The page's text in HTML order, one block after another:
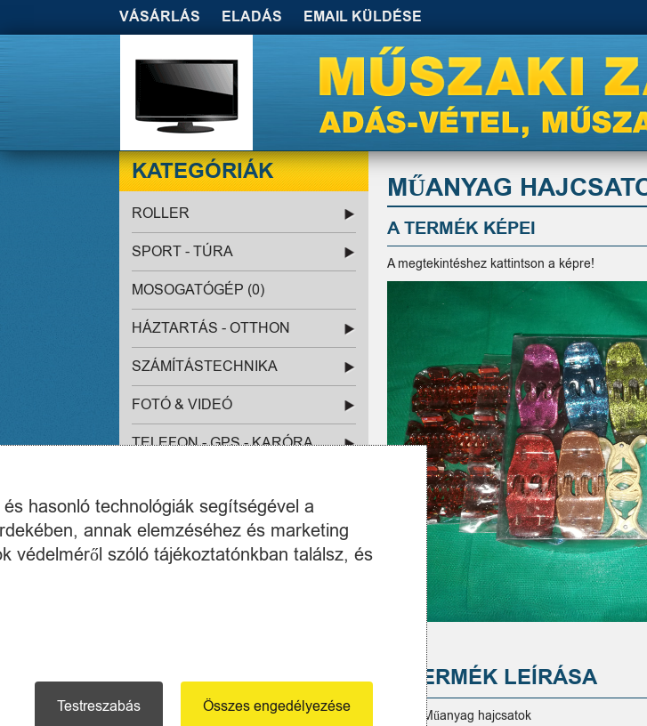
VÁSÁRLÁS ELADÁS EMAIL KÜLDÉSE
KATEGÓRIÁK
ROLLER
SPORT - TÚRA
MOSOGATÓGÉP (0)
HÁZTARTÁS - OTTHON
SZÁMÍTÁSTECHNIKA
FOTÓ & VIDEÓ
TELEFON - GPS - KARÓRA
SZÉPSÉGÁPOLÁS & EGÉSZSÉG
GYÓGYÁSZATI
SZÓRAKOZTATÓ ELEKTRONIKA
MŰANYAG
A TERMÉK KÉPEI
A megtekintéshez kattintson a képre!
A TERMÉK LEÍRÁSA
Eladó,Műanyag hajcsatok
hasonló technológiák segítségével a
annak elemzéséhez és marketing
védelméről szóló tájékoztatónkban találsz, és
Testreszabás Összes engedélyezése